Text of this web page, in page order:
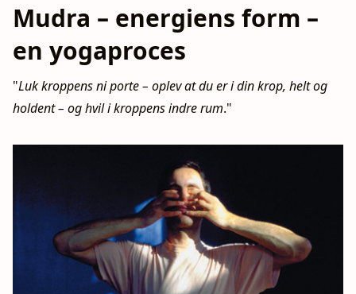
Mudra – energiens form –
en yogaproces
"Luk kroppens ni porte – oplev at du er i din krop, helt og
holdent – og hvil i kroppens indre rum."